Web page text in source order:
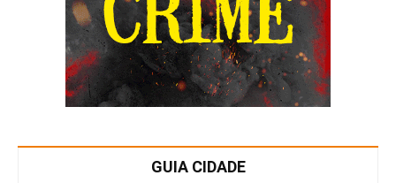
GUIA CIDADE